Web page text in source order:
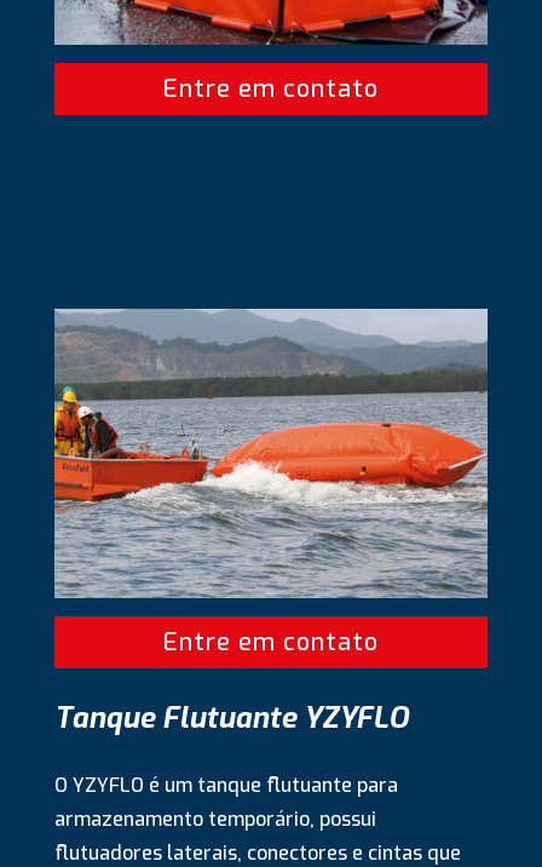
Entre em contato
Entre em contato
Tanque Flutuante YZYFLO
O YZYFLO é um tanque flutuante para
armazenamento temporário, possui
flutuadores laterais, conectores e cintas que